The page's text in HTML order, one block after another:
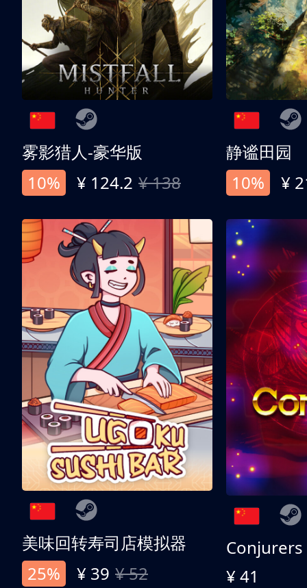
雾影猎人-豪华版
10%
¥ 124.2 ¥ 138
静谧田园
10%
¥
美味回转寿司店模拟器
25%
¥ 39 ¥ 52
Conjurers
¥ 41